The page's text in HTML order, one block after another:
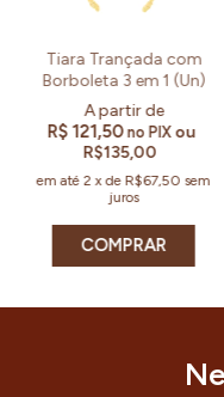
Tiara Trançada com
Borboleta 3 em 1 (Un)
R$ 121,50no PIX ou
R$135,00
em até 2 xde R$67,50 sem
juros
COMPRAR